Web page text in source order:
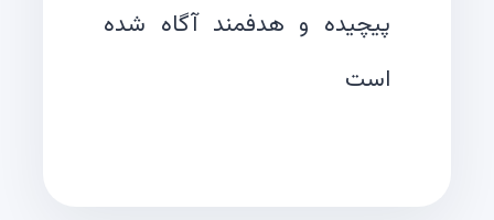
پیچیده و هدفمند آگاه شده
است